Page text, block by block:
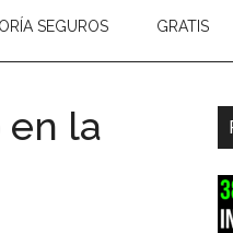
SEGUROS GRATIS
en la